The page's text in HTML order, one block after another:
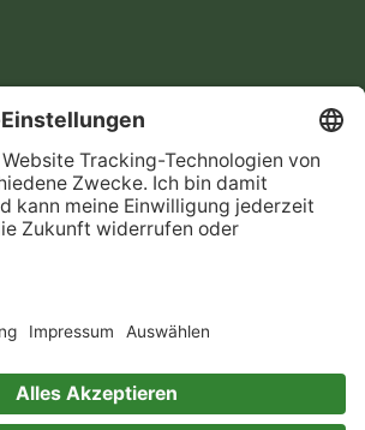
Data
ein gutes Buch